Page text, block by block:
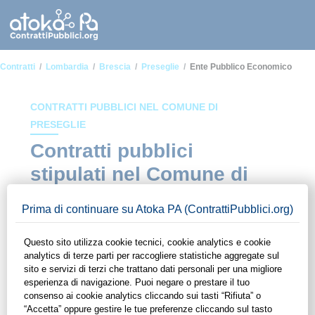
Contratti Lombardia Brescia Preseglie Ente Pubblico Economico
CONTRATTI PUBBLICI NEL COMUNE DI
PRESEGLIE
Contratti pubblici
stipulati nel Comune di
pubblico economico
In questa sezione del sito di ContrattiPubblici.org potrai avere
ad alcuni dei contratti presenti nella piattaforma stipulati
all'interno del Comune di Preseglie in ambito Ente pubblico
economico. Grazie alle funzionalità di ContrattiPubblici.org
potrai monitorare la scadenza dei contratti pubblici di tuo
interesse e programmare la tua attività commerciale con le